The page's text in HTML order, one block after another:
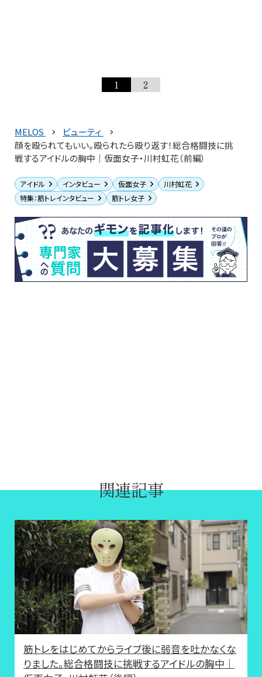
1 2
MELOS
ビューティ
顔を殴られてもいい。殴られたら殴り返す！総合格闘技に挑
戦するアイドルの胸中｜仮面女子・川村虹花（前編）
アイドル インタビュー 仮面女子
川村虹花
特集：筋トレインタビュー
筋トレ女子
関連記事
筋トレをはじめてからライブ後に弱音を吐かなくな
りました。総合格闘技に挑戦するアイドルの胸中｜